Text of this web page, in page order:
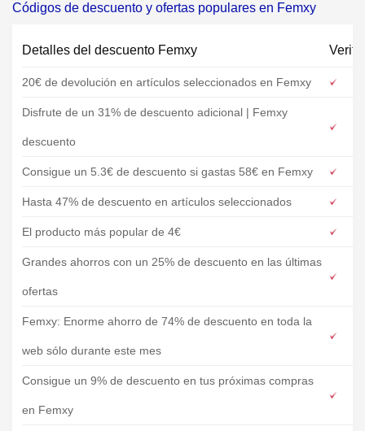
Códigos de descuento y ofertas populares en Femxy
Detalles del descuento Femxy
20€ de devolución en artículos seleccionados en Femxy
Disfrute de un 31% de descuento adicional | Femxy
descuento
Consigue un 5.3€ de descuento si gastas 58€ en Femxy
Hasta 47% de descuento en artículos seleccionados
El producto más popular de 4€
Grandes ahorros con un 25% de descuento en las últimas
ofertas
Femxy: Enorme ahorro de 74% de descuento en toda la
web sólo durante este mes
Consigue un 9% de descuento en tus próximas compras
en Femxy